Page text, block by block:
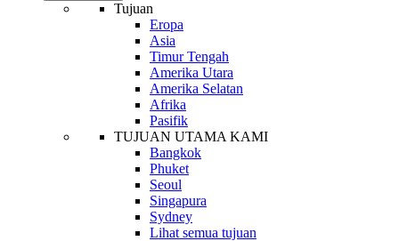
Tujuan
Eropa
Asia
Timur Tengah
Amerika Utara
Amerika Selatan
Afrika
Pasifik
TUJUAN UTAMA KAMI
Bangkok
Phuket
Seoul
Singapura
Sydney
Lihat semua tujuan